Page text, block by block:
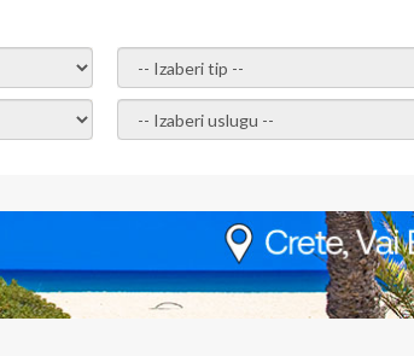
- izaberi tip -
- Izaberite uslugu -